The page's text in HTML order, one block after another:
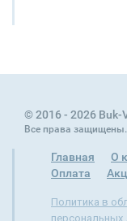
© 2016 - 2026 Buk-
Все права защищены.
Главная О
Оплата
Политика в
персональных